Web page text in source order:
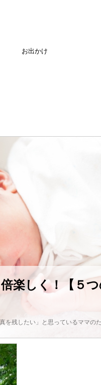
お出かけ
楽しく！【５
を残したい」と思っているママの